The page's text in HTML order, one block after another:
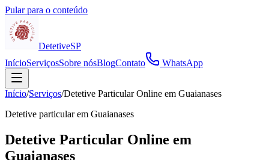
Pular para o conteúdo
DetetiveSP
InícioServiçosSobre nósBlogContato WhatsApp
Início/Serviços/Detetive Particular Online em Guaianases
Detetive particular em Guaianases
Detetive Particular Online em
Guaianases